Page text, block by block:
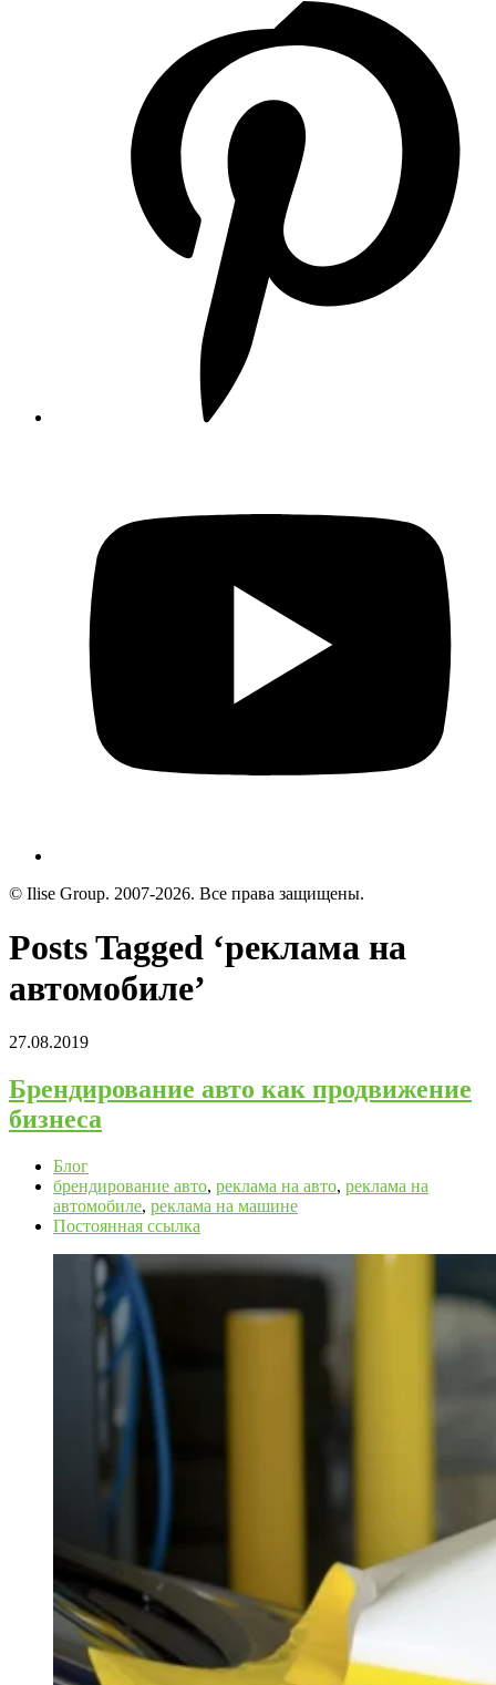
© Ilise Group. 2007-2026. Все права защищены.
Posts Tagged ‘реклама на
автомобиле’
27.08.2019
Брендирование авто как продвижение
бизнеса
Блог
брендирование авто, реклама на авто, реклама на
автомобиле, реклама на машине
Постоянная ссылка